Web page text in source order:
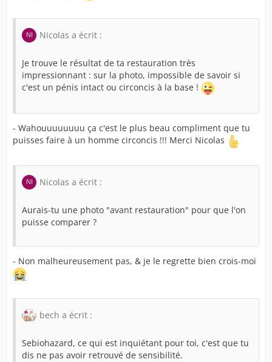
Nicolas a écrit :
Je trouve le résultat de ta restauration très
impressionnant : sur la photo, impossible de savoir si
c'est un pénis intact ou circoncis à la base !
- Wahouuuuuuuu ça c'est le plus beau compliment que tu
puisses faire à un homme circoncis !!! Merci Nicolas
Nicolas a écrit :
Aurais-tu une photo "avant restauration" pour que l'on
puisse comparer ?
- Non malheureusement pas, & je le regrette bien crois-moi
bech a écrit :
Sebiohazard, ce qui est inquiétant pour toi, c'est que tu
dis ne pas avoir retrouvé de sensibilité.